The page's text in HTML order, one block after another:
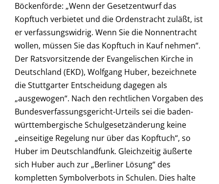
Böckenförde: „Wenn der Gesetzentwurf das
Kopftuch verbietet und die Ordenstracht zuläßt, ist
er verfassungswidrig. Wenn Sie die Nonnentracht
wollen, müssen Sie das Kopftuch in Kauf nehmen“.
Der Ratsvorsitzende der Evangelischen Kirche in
Deutschland (EKD), Wolfgang Huber, bezeichnete
die Stuttgarter Entscheidung dagegen als
„ausgewogen“. Nach den rechtlichen Vorgaben des
Bundesverfassungsgericht-Urteils sei die baden-
württembergische Schulgesetzänderung keine
„einseitige Regelung nur über das Kopftuch“, so
Huber im Deutschlandfunk. Gleichzeitig äußerte
sich Huber auch zur „Berliner Lösung“ des
kompletten Symbolverbots in Schulen. Dies halte